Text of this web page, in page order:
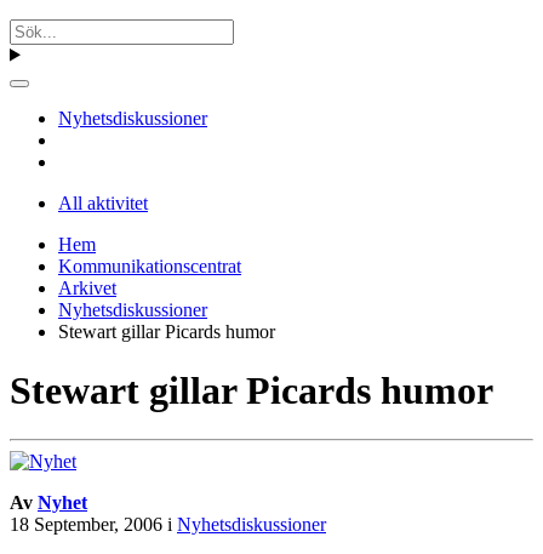
Nyhetsdiskussioner
All aktivitet
Hem
Kommunikationscentrat
Arkivet
Nyhetsdiskussioner
Stewart gillar Picards humor
Stewart gillar Picards humor
Av Nyhet
18 September, 2006 i Nyhetsdiskussioner